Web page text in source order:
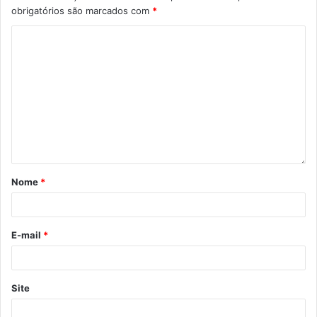
Foto: Divulgação
do ranking paranaense nas
ao longo da temporada, ele não disputará o Challenger de
obrigatórios são marcados com *
Nome *
E-mail *
Site